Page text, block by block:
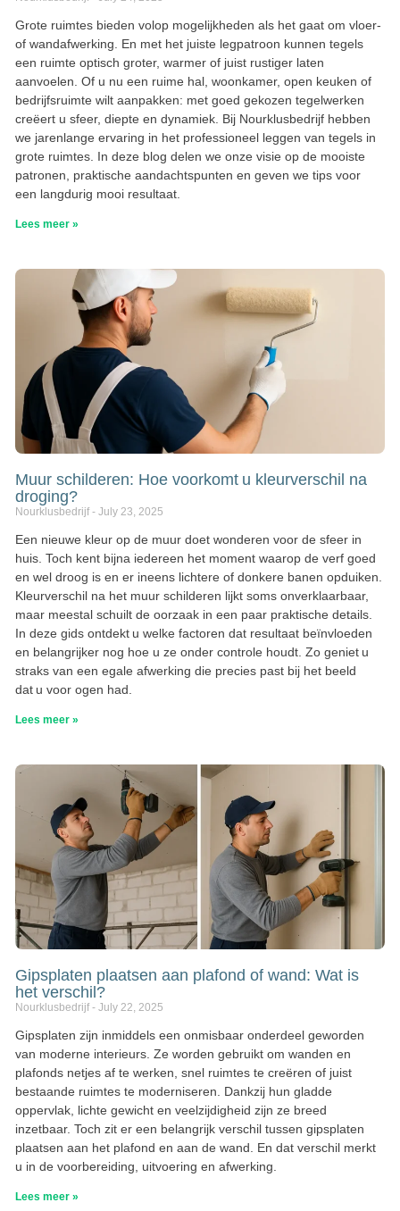
Grote ruimtes bieden volop mogelijkheden als het gaat om vloer-
of wandafwerking. En met het juiste legpatroon kunnen tegels
een ruimte optisch groter, warmer of juist rustiger laten
aanvoelen. Of u nu een ruime hal, woonkamer, open keuken of
bedrijfsruimte wilt aanpakken: met goed gekozen tegelwerken
creëert u sfeer, diepte en dynamiek. Bij Nourklusbedrijf hebben
we jarenlange ervaring in het professioneel leggen van tegels in
grote ruimtes. In deze blog delen we onze visie op de mooiste
patronen, praktische aandachtspunten en geven we tips voor
een langdurig mooi resultaat.
Lees meer »
Muur schilderen: Hoe voorkomt u kleurverschil na
droging?
Nourklusbedrijf July 23, 2025
Een nieuwe kleur op de muur doet wonderen voor de sfeer in
huis. Toch kent bijna iedereen het moment waarop de verf goed
en wel droog is en er ineens lichtere of donkere banen opduiken.
Kleurverschil na het muur schilderen lijkt soms onverklaarbaar,
maar meestal schuilt de oorzaak in een paar praktische details.
In deze gids ontdekt u welke factoren dat resultaat beïnvloeden
en belangrijker nog hoe u ze onder controle houdt. Zo geniet u
straks van een egale afwerking die precies past bij het beeld
dat u voor ogen had.
Lees meer »
Gipsplaten plaatsen aan plafond of wand: Wat is
het verschil?
Nourklusbedrijf July 22, 2025
Gipsplaten zijn inmiddels een onmisbaar onderdeel geworden
van moderne interieurs. Ze worden gebruikt om wanden en
plafonds netjes af te werken, snel ruimtes te creëren of juist
bestaande ruimtes te moderniseren. Dankzij hun gladde
oppervlak, lichte gewicht en veelzijdigheid zijn ze breed
inzetbaar. Toch zit er een belangrijk verschil tussen gipsplaten
plaatsen aan het plafond en aan de wand. En dat verschil merkt
u in de voorbereiding, uitvoering en afwerking.
Lees meer »